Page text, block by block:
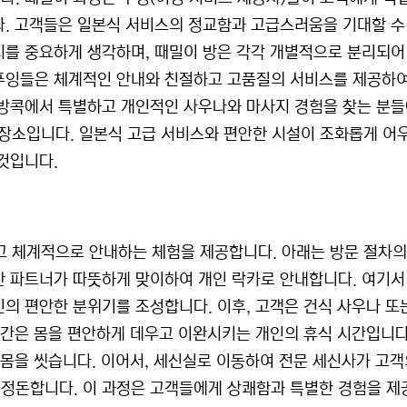
고객들은 일본식 서비스의 정교함과 고급스러움을 기대할
중요하게 생각하며, 때밀이 방은 각각 개별적으로 분리되
들은 체계적인 안내와 친절하고 고품질의 서비스를 제공하
에서 특별하고 개인적인 사우나와 마사지 경험을 찾는 분
소입니다. 일본식 고급 서비스와 편안한 시설이 조화롭게 어
입니다.
체계적으로 안내하는 체험을 제공합니다. 아래는 방문 절차
트너가 따뜻하게 맞이하여 개인 락카로 안내합니다. 여기
편안한 분위기를 조성합니다. 이후, 고객은 건식 사우나 또
은 몸을 편안하게 데우고 이완시키는 개인의 휴식 시간입니
을 씻습니다. 이어서, 세신실로 이동하여 전문 세신사가 고
돈합니다. 이 과정은 고객들에게 상쾌함과 특별한 경험을 제